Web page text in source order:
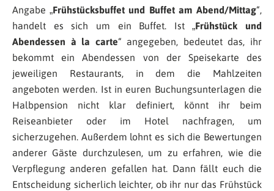
Angabe „Frühstücksbuffet und Buffet am Abend/Mittag“,
handelt es sich um ein Buffet. Ist „Frühstück und
Abendessen à la carte“ angegeben, bedeutet das, ihr
bekommt ein Abendessen von der Speisekarte des
jeweiligen Restaurants, in dem die Mahlzeiten
angeboten werden. Ist in euren Buchungsunterlagen die
Halbpension nicht klar definiert, könnt ihr beim
Reiseanbieter oder im Hotel nachfragen, um
sicherzugehen. Außerdem lohnt es sich die Bewertungen
anderer Gäste durchzulesen, um zu erfahren, wie die
Verpflegung anderen gefallen hat. Dann fällt euch die
Entscheidung sicherlich leichter, ob ihr nur das Frühstück